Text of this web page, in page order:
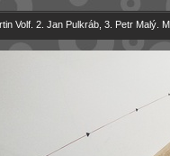
Volf. 2. Jan Pulkráb, 3. Petr Malý.